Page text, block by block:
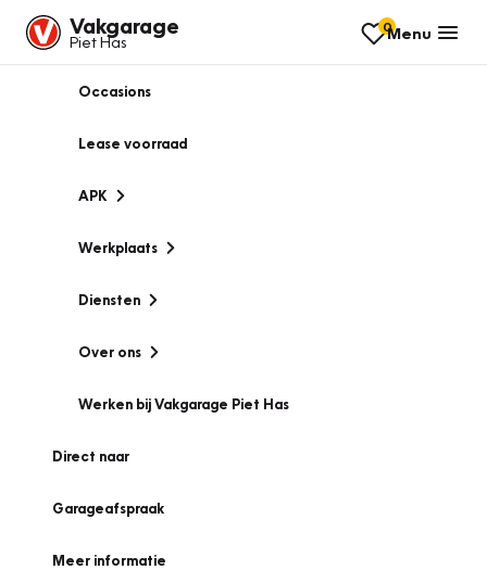
Vakgarage
Piet Has
0Menu
Occasions
Lease voorraad
APK
Werkplaats
Diensten
Over ons
Werken bij Vakgarage Piet Has
Direct naar
Garageafspraak
Meer informatie